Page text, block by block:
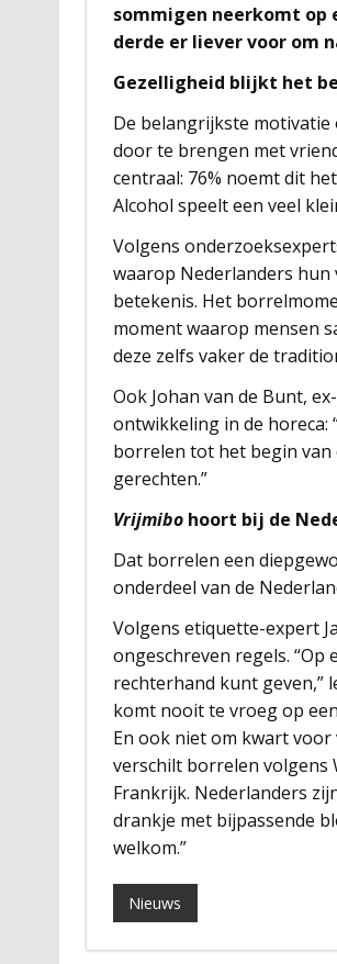
sommigen neerkomt op
derde er liever voor om
Gezelligheid blijkt het
De belangrijkste motivatie
door te brengen met
centraal: 76% noemt dit
Alcohol speelt een veel
Volgens
waarop Nederlanders hun
betekenis. Het
moment waarop mensen
deze zelfs vaker de
Ook Johan van de Bunt,
ontwikkeling in de horeca:
borrelen tot het begin van
gerechten.”
Vrijmibohoort bij de
Dat borrelen een
onderdeel van de
Volgens etiquette-expert
ongeschreven regels.
rechterhand kunt geven,”
komt nooit te vroeg op
En ook niet om kwart
verschilt borrelen volgens
Frankrijk. Nederlanders
drankje met bijpassende
welkom.”
Nieuws